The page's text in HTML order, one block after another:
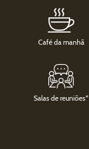
Café da manhã
Salas de reuniões*